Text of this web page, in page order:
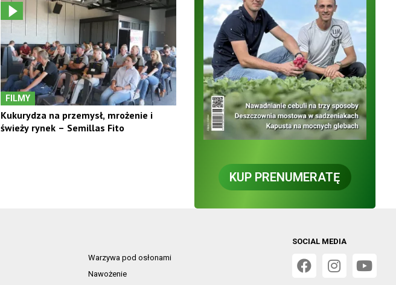
FILMY
Kukurydza na przemysł, mrożenie i
świeży rynek – Semillas Fito
KUP PRENUMERATĘ
Warzywa pod osłonami
Nawożenie
SOCIAL MEDIA